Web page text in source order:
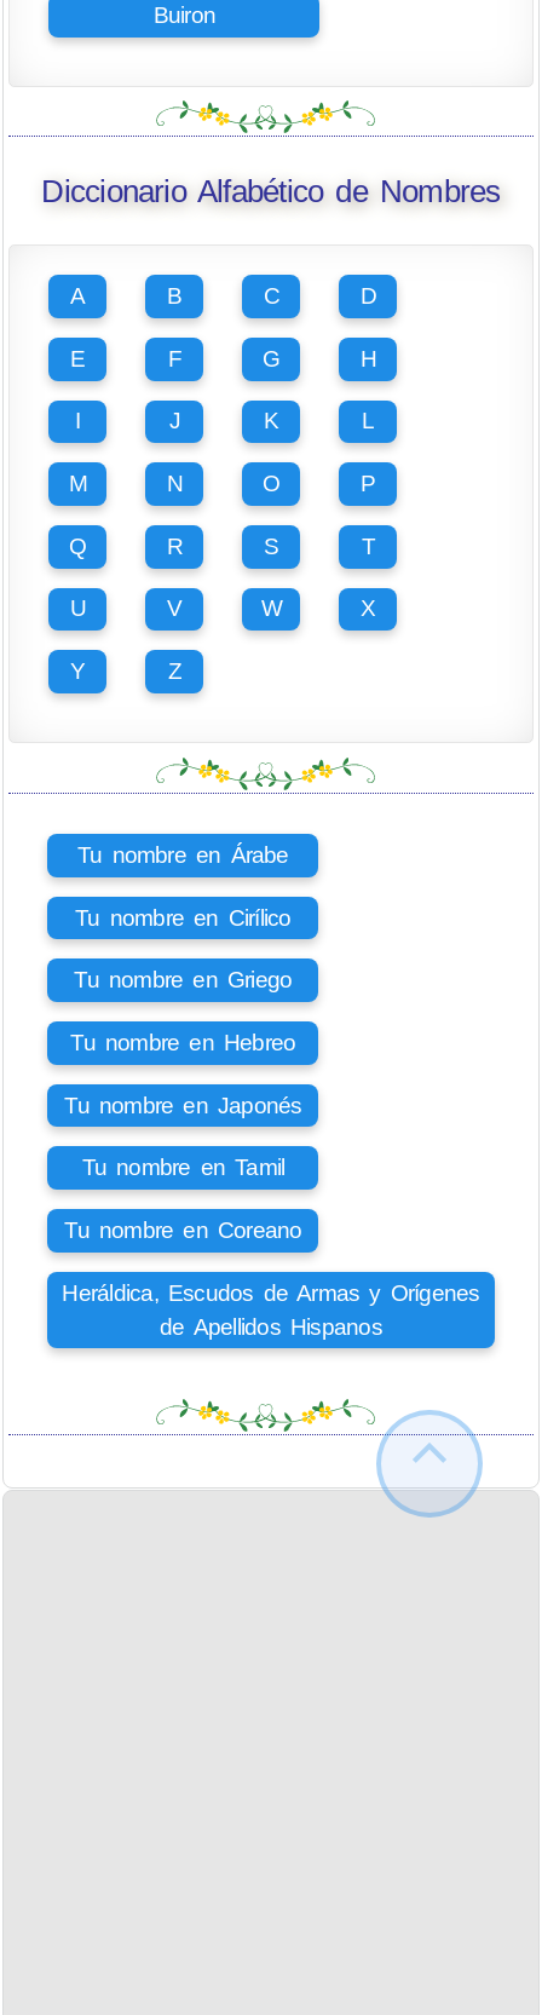
Buiron
Diccionario Alfabético de Nombres
A B C D
E F G H
I J K L
M N O P
Q R S T
U V W X
Y Z
Tu nombre en Árabe
Tu nombre en Cirílico
Tu nombre en Griego
Tu nombre en Hebreo
Tu nombre en Japonés
Tu nombre en Tamil
Tu nombre en Coreano
Heráldica, Escudos de Armas y Orígenes
de Apellidos Hispanos